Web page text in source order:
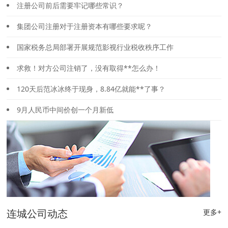
注册公司前后需要牢记哪些常识？
集团公司注册对于注册资本有哪些要求呢？
国家税务总局部署开展规范影视行业税收秩序工作
求救！对方公司注销了，没有取得**怎么办！
120天后范冰冰终于现身，8.84亿就能**了事？
9月人民币中间价创一个月新低
连城公司动态 更多+